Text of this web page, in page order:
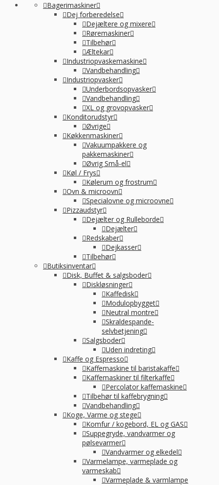
Bagerimaskiner
Dej forberedelse
Dejæltere og mixere
Røremaskiner
Tilbehør
Æltekar
Industriopvaskemaskine
Vandbehandling
Industriopvasker
Underbordsopvasker
Vandbehandling
XL og grovopvasker
Konditorudstyr
Øvrige
Køkkenmaskiner
Vakuumpakkere og
pakkemaskiner
Øvrig Små-el
Køl / Frys
Kølerum og frostrum
Ovn & microovn
Specialovne og microovne
Pizzaudstyr
Dejælter og Rulleborde
Dejælter
Redskaber
Dejkasser
Tilbehør
Butiksinventar
Disk, Buffet & salgsboder
Diskløsninger
Kaffedisk
Modulopbygget
Neutral montre
Skraldespande-
selvbetjening
Salgsboder
Uden indreting
Kaffe og Espresso
Kaffemaskine til baristakaffe
Kaffemaskiner til filterkaffe
Percolator kaffemaskine
Tilbehør til kaffebrygning
Vandbehandling
Koge, Varme og stege
Komfur / kogebord, EL og GAS
Suppegryde, vandvarmer og
pølsevarmer
Vandvarmer og elkedel
Varmelampe, varmeplade og
varmeskab
Varmeplade & varmlampe